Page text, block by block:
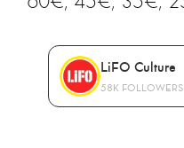
LiFO Culture
58K FOLLOWERS